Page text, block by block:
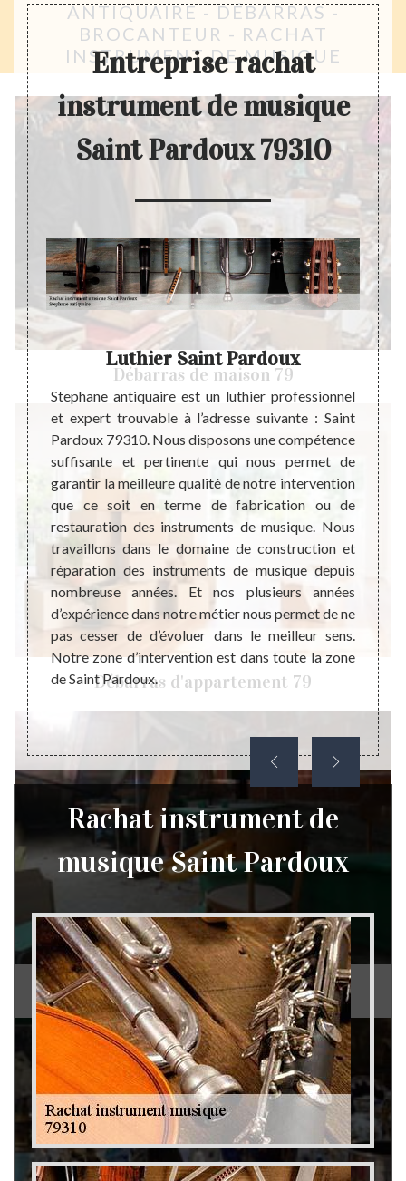
ANTIQUAIRE - DÉBARRAS -
BROCANTEUR - RACHAT
INSTRUMENT DE MUSIQUE
Débarras de maison 79
Débarras d'appartement 79
Débarras de grenier et cave 79
Entreprise rachat
instrument de musique
Saint Pardoux 79310
de
de
type
qui
et
une
de
Luthier Saint Pardoux
Stephane antiquaire est un luthier professionnel
et expert trouvable à l’adresse suivante : Saint
Pardoux 79310. Nous disposons une compétence
suffisante et pertinente qui nous permet de
garantir la meilleure qualité de notre intervention
que ce soit en terme de fabrication ou de
restauration des instruments de musique. Nous
travaillons dans le domaine de construction et
réparation des instruments de musique depuis
nombreuse années. Et nos plusieurs années
d’expérience dans notre métier nous permet de ne
pas cesser de d’évoluer dans le meilleur sens.
Notre zone d’intervention est dans toute la zone
de Saint Pardoux.
le
une
main
Rachat instrument de
musique Saint Pardoux